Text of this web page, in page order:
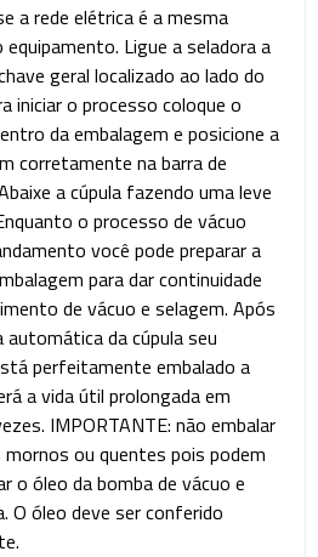
a rede elétrica é a mesma
Ligue a seladora a
geral localizado ao lado do
iniciar o processo coloque o
da embalagem e posicione a
corretamente na barra de
a cúpula fazendo uma leve
o processo de vácuo
você pode preparar a
para dar continuidade
de vácuo e selagem. Após
automática da cúpula seu
perfeitamente embalado a
a vida útil prolongada em
IMPORTANTE: não embalar
ou quentes pois podem
o óleo da bomba de vácuo e
O óleo deve ser conferido